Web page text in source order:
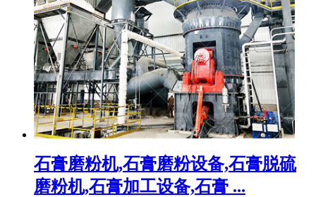
石膏磨粉机,石膏磨粉设备,石膏脱硫
磨粉机,石膏加工设备,石膏 ...